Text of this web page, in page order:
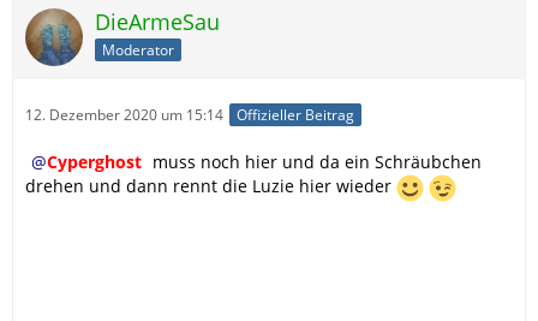
DieArmeSau
Moderator
12. Dezember 2020 um 15:14 Offizieller Beitrag
Cyperghost muss noch hier und da ein Schräubchen
drehen und dann rennt die Luzie hier wieder